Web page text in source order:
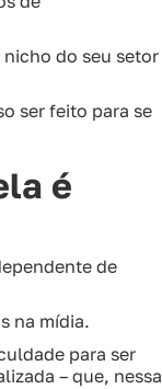
nicho do seu setor
ser feito para se
é
de
na mídia.
para ser
– que, nessa